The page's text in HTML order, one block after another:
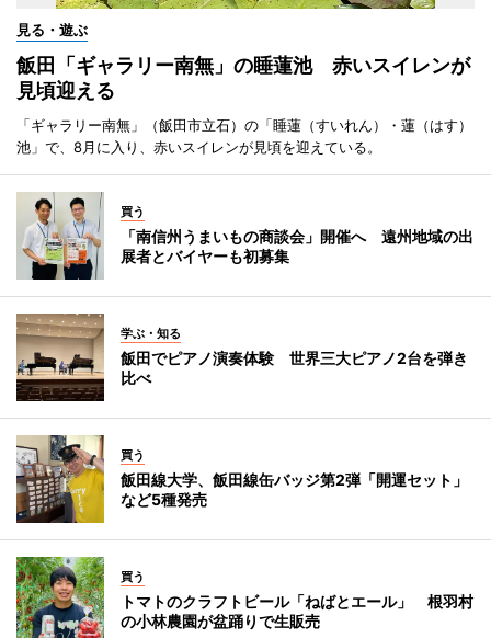
見る・遊ぶ
飯田「ギャラリー南無」の睡蓮池 赤いスイレンが
見頃迎える
「ギャラリー南無」（飯田市立石）の「睡蓮（すいれん）・蓮（はす）
池」で、8月に入り、赤いスイレンが見頃を迎えている。
買う
「南信州うまいもの商談会」開催へ 遠州地域の出
展者とバイヤーも初募集
学ぶ・知る
飯田でピアノ演奏体験 世界三大ピアノ2台を弾き
比べ
買う
飯田線大学、飯田線缶バッジ第2弾「開運セット」
など5種発売
買う
トマトのクラフトビール「ねばとエール」 根羽村
の小林農園が盆踊りで生販売